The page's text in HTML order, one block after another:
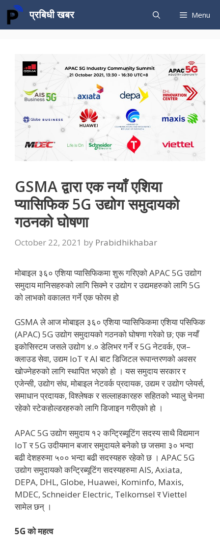
Skip
content
प्रबिधी खबर Menu
GSMA द्वारा एक नयाँ एशिया
प्यासिफिक 5G उद्योग समुदायको
गठनको घोषणा
October 22, 2021 by Prabidhikhabar
मोबाइल ३६० एशिया प्यासिफिकमा शुरू गरिएको APAC 5G उद्योग
समुदाय मानिसहरुको लागि सिक्ने र उद्योग र उद्यमहरुको लागि 5G
को लाभको वकालत गर्ने एक फोरम हो
GSMA ले आज मोबाइल ३६० एशिया प्यासिफिकमा एशिया पसिफिक
(APAC) 5G उद्योग समुदायको गठनको घोषणा गरेको छ; एक नयाँ
इकोसिस्टम जसले उद्योग ४.० डेलिभर गर्ने र 5G नेटवर्क, एज–
क्लाउड सेवा, उद्यम IoT र AI बाट डिजिटल रूपान्तरणको अवसर
खोज्नेहरुको लागि स्थापित भएको हो । यस समुदाय सरकार र
एजेन्सी, उद्योग संघ, मोबाइल नेटवर्क प्रदायक, उद्यम र उद्योग प्लेयर्स,
समाधान प्रदायक, विश्लेषक र सल्लाहकारहरु सहितको भ्यालु चेनमा
रहेको स्टेकहोल्डरहरुको लागि डिजाइन गरीएको हो ।
APAC 5G उद्योग समुदाय १२ कन्ट्रिब्यूटिंग सदस्य साथै विद्यमान
IoT र 5G उदीयमान बजार समुदायले बनेको छ जसमा ३० भन्दा
बढी देशहरुमा ५०० भन्दा बढी सदस्यहरु रहेको छ । APAC 5G
उद्योग समुदायको कन्ट्रिब्यूटिंग सदस्यहरुमा AIS, Axiata,
DEPA, DHL, Globe, Huawei, Kominfo, Maxis,
MDEC, Schneider Electric, Telkomsel र Viettel
सामेल छन् ।
5G को महत्व